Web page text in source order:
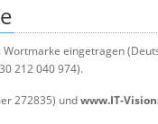
Wortmarke eingetragen
212 040 974).
272835) undwww.IT-